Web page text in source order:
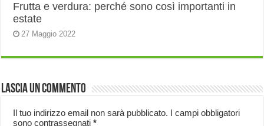
Frutta e verdura: perché sono così importanti in
estate
27 Maggio 2022
Lascia un commento
Il tuo indirizzo email non sarà pubblicato. I campi obbligatori
sono contrassegnati*